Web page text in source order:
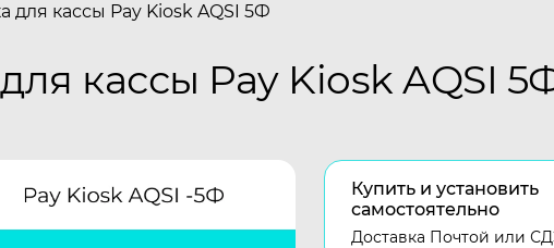
для кассы Pay Kiosk AQSI 5Ф
кассы Pay Kiosk AQSI
Купить и установить
самостоятельно
Доставка Почтой или